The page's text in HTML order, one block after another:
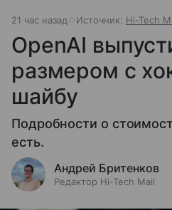
21 час назад Источник: Hi-Tech
OpenAI
размером с
шайбу
Подробности о
есть.
Андрей Бритенков
Редактор Hi-Tech Mail